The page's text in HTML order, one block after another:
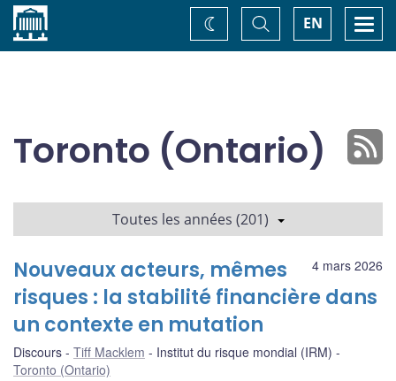
Accueil EN
Basculer
la
recherche
Changez
de
Toronto (Ontario)
Toutes les années (201)
4 mars 2026
Nouveaux acteurs, mêmes
risques : la stabilité financière dans
un contexte en mutation
Discours Tiff Macklem
Institut du risque mondial (IRM)
Toronto (Ontario)